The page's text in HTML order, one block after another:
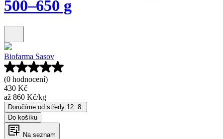
500–650 g
Biofarma Sasov
(0 hodnocení)
430 Kč
až 860 Kč/kg
Doručíme od středy 12. 8.
Do košíku
Na seznam